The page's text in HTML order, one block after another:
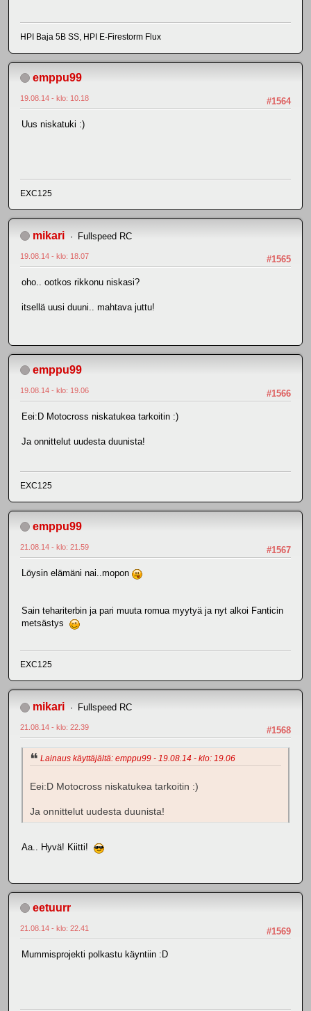
HPI Baja 5B SS, HPI E-Firestorm Flux
emppu99
#1564
19.08.14 - klo: 10.18
Uus niskatuki :)
EXC125
mikari Fullspeed RC
#1565
19.08.14 - klo: 18.07
oho.. ootkos rikkonu niskasi?
itsellä uusi duuni.. mahtava juttu!
emppu99
#1566
19.08.14 - klo: 19.06
Eei:D Motocross niskatukea tarkoitin :)
Ja onnittelut uudesta duunista!
EXC125
emppu99
#1567
21.08.14 - klo: 21.59
Löysin elämäni nai..mopon
Sain tehariterbin ja pari muuta romua myytyä ja nyt alkoi Fanticin
metsästys
EXC125
mikari Fullspeed RC
#1568
21.08.14 - klo: 22.39
Lainaus käyttäjältä: emppu99 - 19.08.14 - klo: 19.06
Eei:D Motocross niskatukea tarkoitin :)
Ja onnittelut uudesta duunista!
Aa.. Hyvä! Kiitti!
eetuurr
#1569
21.08.14 - klo: 22.41
Mummisprojekti polkastu käyntiin :D